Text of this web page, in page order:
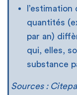
quantités
par an)
qui, elles,
substance
Sources :